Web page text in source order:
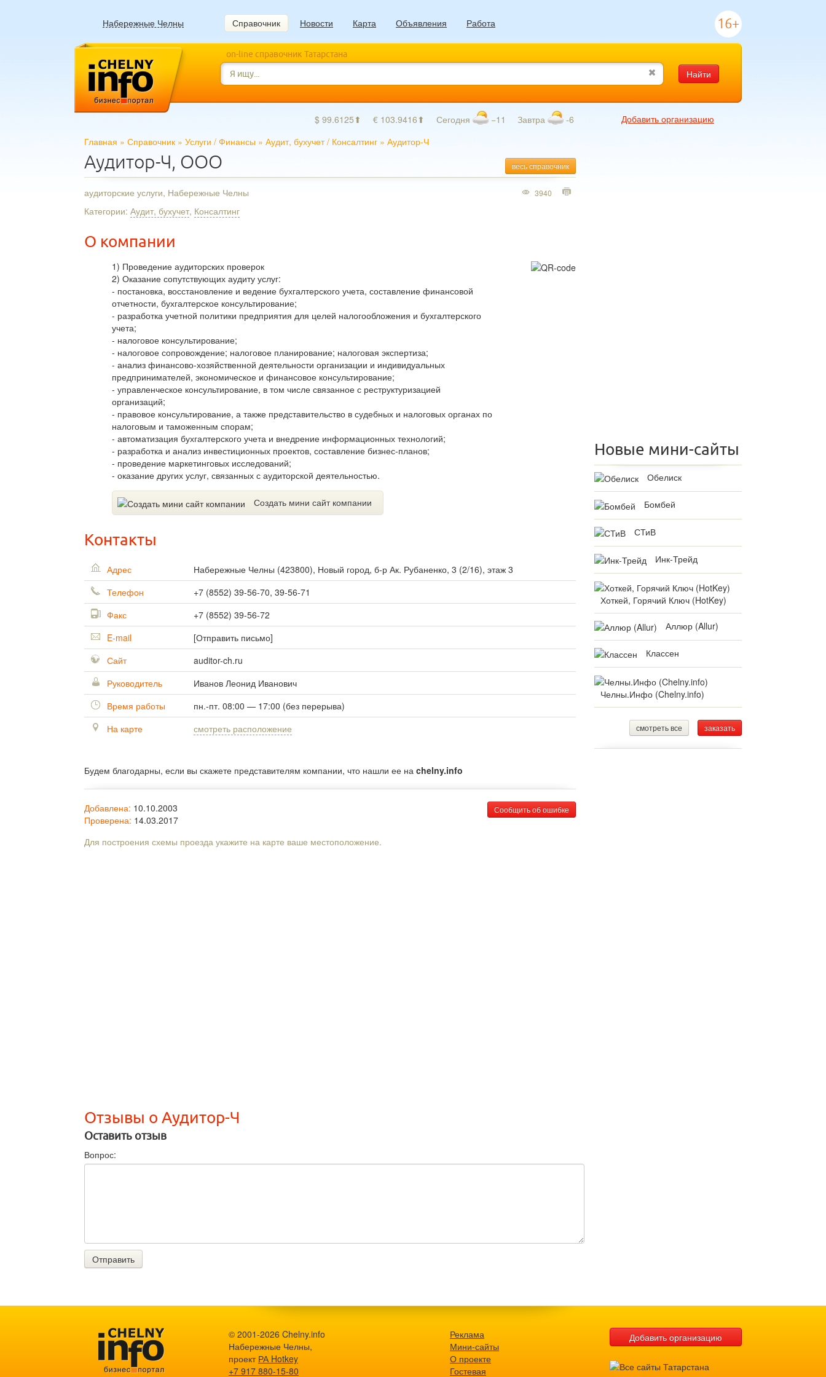
Набережные Челны Справочник Новости Карта Объявления Работа 16+
on-line справочник Татарстана
Найти
$ 99.6125⬆ € 103.9416⬆ Сегодня −11 Завтра -6
Добавить организацию
Главная » Справочник » Услуги / Финансы » Аудит, бухучет/ Консалтинг » Аудитор-Ч
весь справочник
Аудитор-Ч, ООО
аудиторские услуги, Набережные Челны
Категории: Аудит, бухучет, Консалтинг
О компании
1) Проведение аудиторских проверок
2) Оказание сопутствующих аудиту услуг:
- постановка, восстановление и ведение бухгалтерского учета, составление финансовой
отчетности, бухгалтерское консультирование;
- разработка учетной политики предприятия для целей налогообложения и бухгалтерского
учета;
- налоговое консультирование;
- налоговое сопровождение; налоговое планирование; налоговая экспертиза;
- анализ финансово-хозяйственной деятельности организации и индивидуальных
предпринимателей, экономическое и финансовое консультирование;
- управленческое консультирование, в том числе связанное с реструктуризацией
организаций;
- правовое консультирование, а также представительство в судебных и налоговых органах по
налоговым и таможенным спорам;
- автоматизация бухгалтерского учета и внедрение информационных технологий;
- разработка и анализ инвестиционных проектов, составление бизнес-планов;
- проведение маркетинговых исследований;
- оказание других услуг, связанных с аудиторской деятельностью.
Создать мини сайт компании
3940
Контакты
Адрес Набережные Челны (423800), Новый город, б-р Ак. Рубаненко, 3 (2/16), этаж 3
Телефон
+7 (8552) 39-56-70, 39-56-71
Факс
+7 (8552) 39-56-72
E-mail
[Отправить письмо]
Сайт
auditor-ch.ru
Руководитель
Иванов Леонид Иванович
Время работы
пн.-пт. 08:00 — 17:00 (без перерыва)
На карте
смотреть расположение
Будем благодарны, если вы скажете представителям компании, что нашли ее на chelny.info
Сообщить об ошибке
Добавлена: 10.10.2003
Проверена: 14.03.2017
Для построения схемы проезда укажите на карте ваше местоположение.
Отзывы о Аудитор-Ч
Оставить отзыв
Вопрос:
Отправить
Новые мини-сайты
Обелиск
Бомбей
СТиВ
Инк-Трейд
Хоткей, Горячий Ключ (HotKey)
Аллюр (Allur)
Классен
Челны.Инфо (Chelny.info)
смотреть все заказать
© 2001-2026 Chelny.info
Набережные Челны,
проект РА Hotkey
+7 917 880-15-80
Реклама
Мини-сайты
О проекте
Гостевая
Добавить организацию